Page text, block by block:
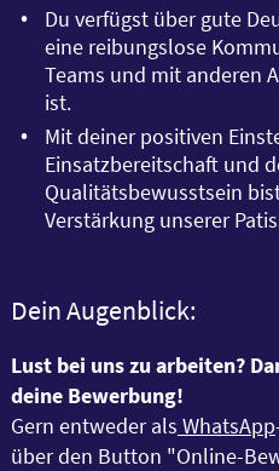
Du verfügst über gute
eine reibungslose
Teams und mit anderen
ist.
Mit deiner positiven
Einsatzbereitschaft und
Qualitätsbewusstsein
Verstärkung unserer
Dein Augenblick:
Lust bei uns zu arbeiten?
deine Bewerbung!
Gern entweder als WhatsApp
über den Button "Online-